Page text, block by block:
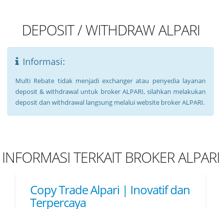
DEPOSIT / WITHDRAW ALPARI
Informasi:
Multi Rebate tidak menjadi exchanger atau penyedia layanan
deposit & withdrawal untuk broker ALPARI, silahkan melakukan
deposit dan withdrawal langsung melalui website broker ALPARI.
INFORMASI TERKAIT BROKER ALPARI
Copy Trade Alpari | Inovatif dan
Terpercaya